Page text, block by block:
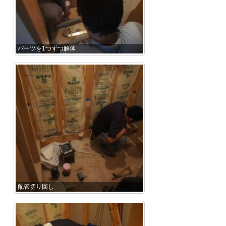
パーツを1つずつ解体
配管切り回し